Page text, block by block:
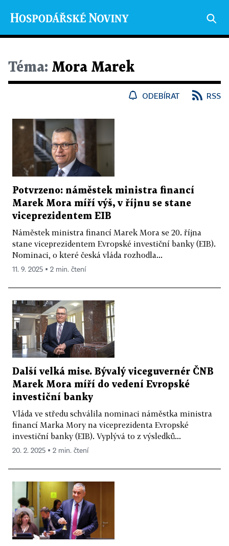
Téma: Mora Marek
ODEBÍRAT RSS
Potvrzeno: náměstek ministra financí
Marek Mora míří výš, v říjnu se stane
viceprezidentem EIB
Náměstek ministra financí Marek Mora se 20. října
stane viceprezidentem Evropské investiční banky (EIB).
Nominaci, o které česká vláda rozhodla...
11. 9. 2025 ▪ 2 min. čtení
Další velká mise. Bývalý viceguvernér ČNB
Marek Mora míří do vedení Evropské
investiční banky
Vláda ve středu schválila nominaci náměstka ministra
financí Marka Mory na viceprezidenta Evropské
investiční banky (EIB). Vyplývá to z výsledků...
20. 2. 2025 ▪ 2 min. čtení